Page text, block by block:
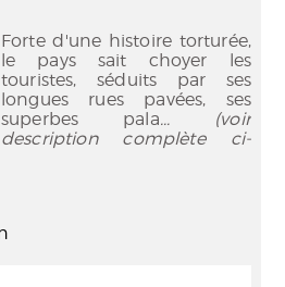
Forte d'une histoire torturée,
le pays sait choyer les
touristes, séduits par ses
longues rues pavées, ses
superbes pala... (voir
description complète ci-